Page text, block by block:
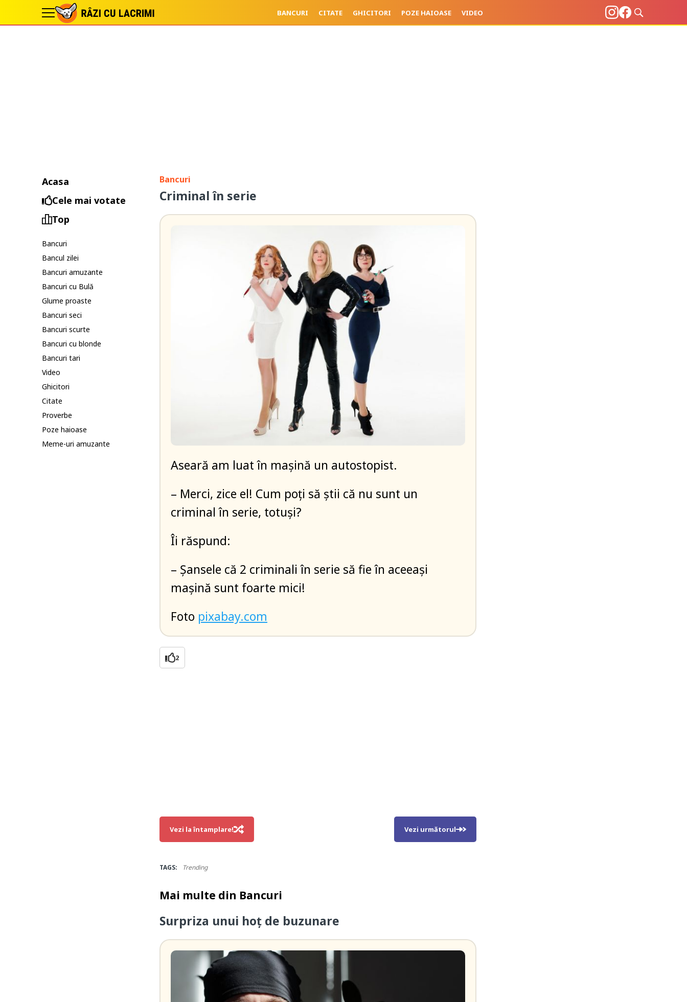
BANCURI CITATE GHICITORI POZE HAIOASE VIDEO
Acasa
Cele mai votate
Top
Bancuri
Bancul zilei
Bancuri amuzante
Bancuri cu Bulă
Glume proaste
Bancuri seci
Bancuri scurte
Bancuri cu blonde
Bancuri tari
Video
Ghicitori
Citate
Proverbe
Poze haioase
Meme-uri amuzante
Bancuri
Criminal în serie
Aseară am luat în mașină un autostopist.
– Merci, zice el! Cum poți să știi că nu sunt un
criminal în serie, totuși?
Îi răspund:
– Șansele că 2 criminali în serie să fie în aceeași
mașină sunt foarte mici!
Foto pixabay.com
2
Vezi la întamplare! Vezi următorul
TAGS: Trending
Mai multe din Bancuri
Surpriza unui hoţ de buzunare